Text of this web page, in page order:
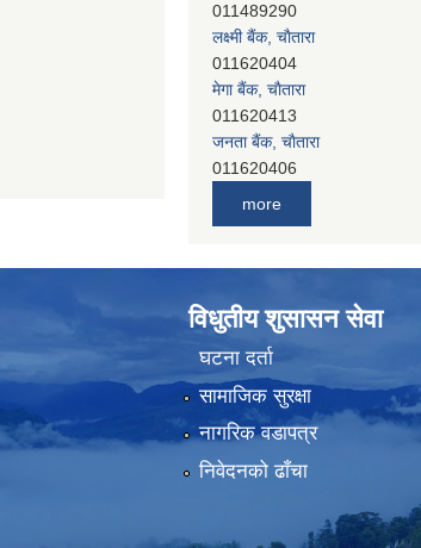
011489290
लक्ष्मी बैंक, चाैतारा
011620404
मेगा बैंक, चाैतारा
011620413
जनता बैंक, चाैतारा
011620406
011403051
011401055
नेपाल क्रेडिट एण्ड कमर्स बैंक, चाैतारा
011620402
यति विकास बैंक, मांखा
011482150
प्रभु बैंक, बाह्रविसे
011489259
more
विधुतीय शुसासन सेवा
घटना दर्ता
सामाजिक सुरक्षा
नागरिक वडापत्र
निवेदनको ढाँचा